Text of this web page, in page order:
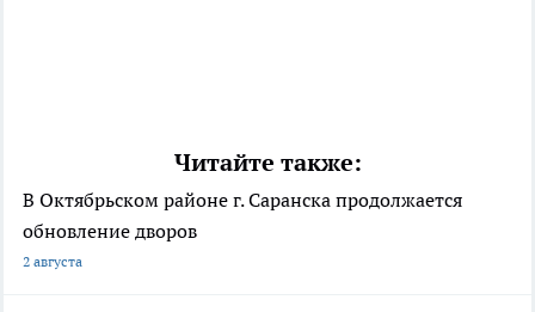
Читайте также:
В Октябрьском районе г. Саранска продолжается
обновление дворов
2 августа